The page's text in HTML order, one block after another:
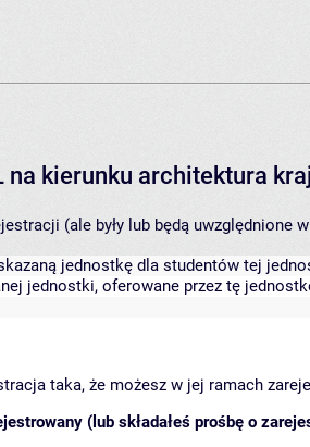
kierunku architektura
(ale były lub będą uwzględnione
jednostkę dla studentów tej
jednostki, oferowane przez tę
taka, że możesz w jej ramach
(lub składałeś prośbę o